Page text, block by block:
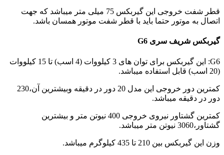
قطر شفت خروجی این گیربکس 75 میلی متر میباشد که جهت
اتصال به موتور حتما باید با قطر شفت موتور همسان باشد.
گیربکس شریف سری G6
G6: این گیربکس برای توان های 3 کیلووات (4 اسب) تا 15 کیلووات
(20 اسب) قابل استفاده میباشد.
کمترین دور خروجی این مدل 20 دور در دقیقه وبیشترین آن،230
دور در دقیقه میباشد.
کمترین گشتاور نیروی خروجی 400 نیوتن متر و بیشترین
گشتاور،3060 نیوتن متر میباشد.
وزن این گیربکس بین 210 تا 435 کیلوگرم میباشد.